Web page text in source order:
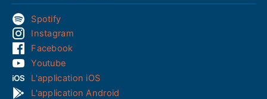
Spotify
Instagram
Facebook
Youtube
L'application iOS
L'application Android